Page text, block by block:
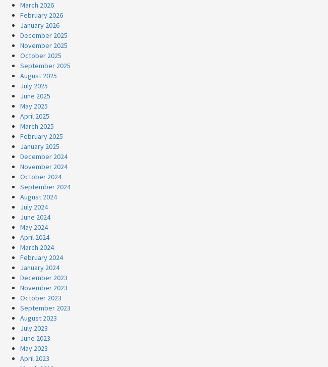
March 2026
February 2026
January 2026
December 2025
November 2025
October 2025
September 2025
August 2025
July 2025
June 2025
May 2025
April 2025
March 2025
February 2025
January 2025
December 2024
November 2024
October 2024
September 2024
August 2024
July 2024
June 2024
May 2024
April 2024
March 2024
February 2024
January 2024
December 2023
November 2023
October 2023
September 2023
August 2023
July 2023
June 2023
May 2023
April 2023